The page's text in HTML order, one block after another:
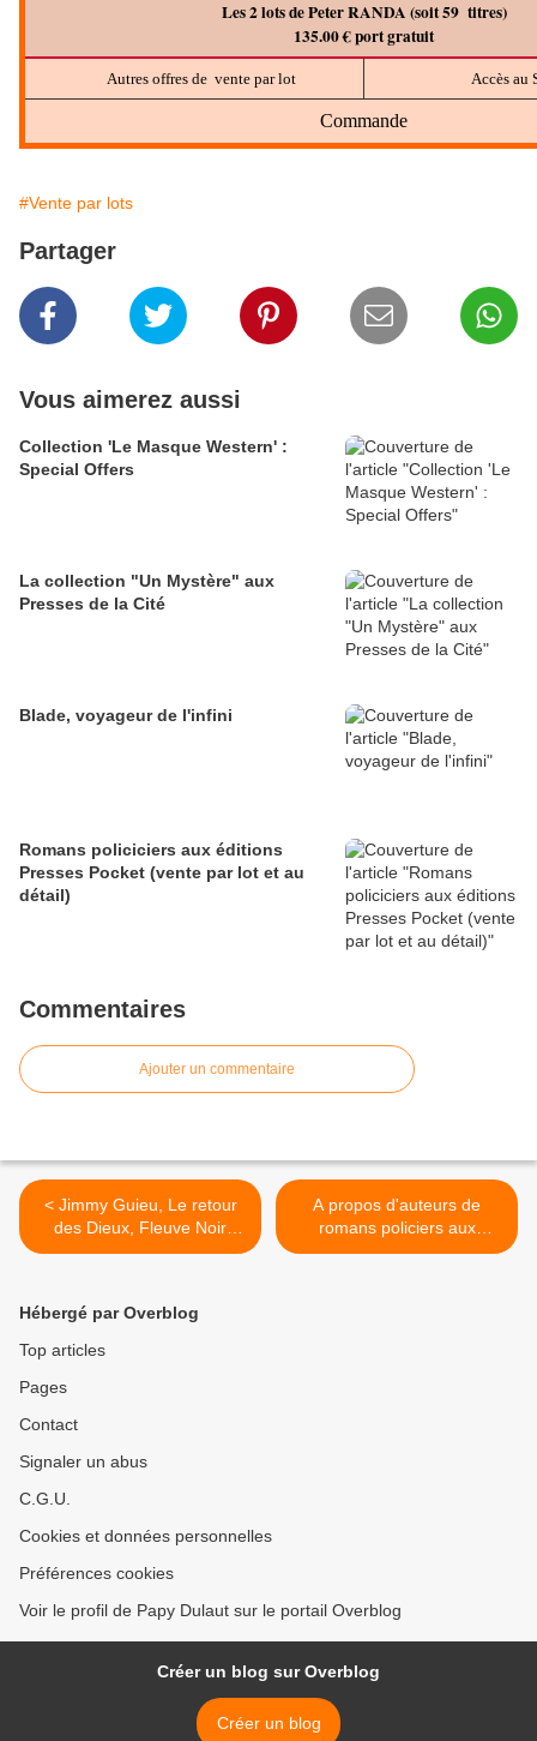
Les 2 lots de Peter RANDA (soit 59 titres)
135.00 € port gratuit
Autres offres de vente par lot Accès au
Commande
#Vente par lots
Partager
Vous aimerez aussi
Collection 'Le Masque Western' :
Special Offers
La collection "Un Mystère" aux
Presses de la Cité
Blade, voyageur de l'infini
Romans policiciers aux éditions
Presses Pocket (vente par lot et au
détail)
Commentaires
Ajouter un commentaire
< Jimmy Guieu, Le retour
des Dieux, Fleuve Noir
"Anticipation", n°337
A propos d'auteurs de
romans policiers aux
éditions RIVAGES >
Hébergé par Overblog
Top articles
Pages
Contact
Signaler un abus
C.G.U.
Cookies et données personnelles
Préférences cookies
Voir le profil de Papy Dulaut sur le portail Overblog
Créer un blog sur Overblog
Créer un blog